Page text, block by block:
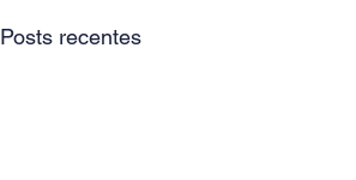
Posts recentes